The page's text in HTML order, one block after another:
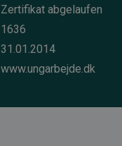
Zertifikat abgelaufen
1636
31.01.2014
www.ungarbejde.dk